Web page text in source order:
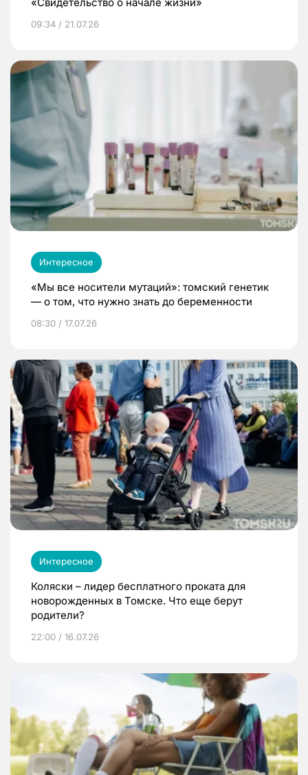
09:34 / 21.07.26
Интересное
«Мы все носители мутаций»: томский генетик
— о том, что нужно знать до беременности
08:30 / 17.07.26
Интересное
Коляски – лидер бесплатного проката для
новорожденных в Томске. Что еще берут
родители?
22:00 / 16.07.26